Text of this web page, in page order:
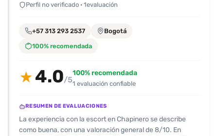
para
fácilmente.
Perfil no verificado · 1evaluación
+57 313 293 2537 Bogotá
100% recomendada
★ 4.0/5
100% recomendada
1 evaluación confiable
RESUMEN DE EVALUACIONES
La experiencia con la escort en Chapinero se describe
como buena, con una valoración general de 8/10. En